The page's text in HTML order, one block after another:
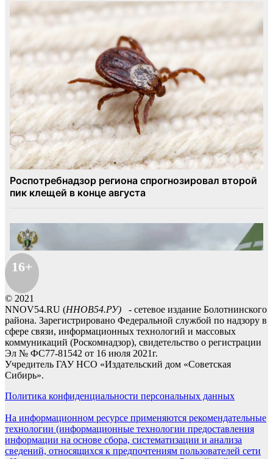
16+
© 2021
NNOV54.RU (ННОВ54.РУ) - сетевое издание Болотнинского
района. Зарегистрировано Федеральной службой по надзору в
сфере связи, информационных технологий и массовых
коммуникаций (Роскомнадзор), свидетельство о регистрации
Эл № ФС77-81542 от 16 июля 2021г.
Учредитель ГАУ НСО «Издательский дом «Советская
Сибирь».
Политика конфиденциальности персональных данных
На информационном ресурсе применяются рекомендательные
технологии (информационные технологии предоставления
информации на основе сбора, систематизации и анализа
сведений, относящихся к предпочтениям пользователей сети